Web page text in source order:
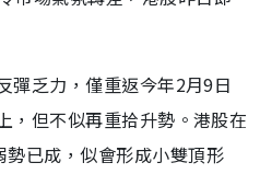
彈乏力，僅重返今年2月9日
，但不似再重拾升勢。港股在
已成，似會形成小雙頂形